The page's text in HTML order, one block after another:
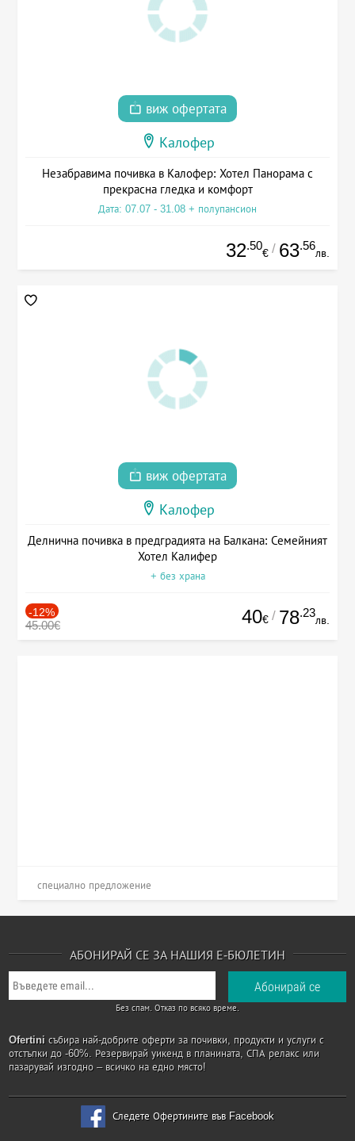
виж офертата
Калофер
Незабравима почивка в Калофер: Хотел Панорама с
прекрасна гледка и комфорт
Дата: 07.07 - 31.08 + полупансион
32.50
€ / 63.56
лв.
виж офертата
Калофер
Делнична почивка в предградията на Балкана: Семейният
Хотел Калифер
+ без храна
-12%
45.00€ 40€ / 78.23
лв.
специално предложение
АБОНИРАЙ СЕ ЗА НАШИЯ Е-БЮЛЕТИН
Без спам. Отказ по всяко време.
Ofertini събира най-добрите оферти за почивки, продукти и услуги с
отстъпки до -60%. Резервирай уикенд в планината, СПА релакс или
пазарувай изгодно – всичко на едно място!
Следете Офертините във Facebook